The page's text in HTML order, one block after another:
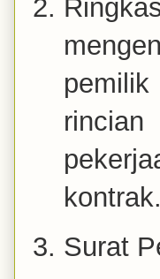
pemilik
kontrak.
Surat